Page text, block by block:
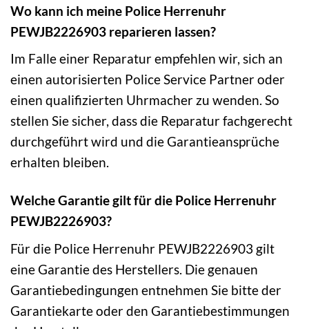
Wo kann ich meine Police Herrenuhr
PEWJB2226903 reparieren lassen?
Im Falle einer Reparatur empfehlen wir, sich an
einen autorisierten Police Service Partner oder
einen qualifizierten Uhrmacher zu wenden. So
stellen Sie sicher, dass die Reparatur fachgerecht
durchgeführt wird und die Garantieansprüche
erhalten bleiben.
Welche Garantie gilt für die Police Herrenuhr
PEWJB2226903?
Für die Police Herrenuhr PEWJB2226903 gilt
eine Garantie des Herstellers. Die genauen
Garantiebedingungen entnehmen Sie bitte der
Garantiekarte oder den Garantiebestimmungen